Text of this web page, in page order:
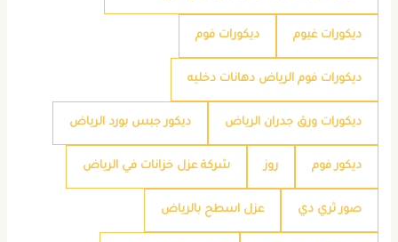
ديكورات غيوم ديكورات فوم
ديكورات فوم الرياض دهانات دخليه
ديكورات ورق جدران الرياض ديكور جبس بورد الرياض
ديكور فوم روز شركة عزل خزانات في الرياض
صور ثري دي عزل اسطح بالرياض